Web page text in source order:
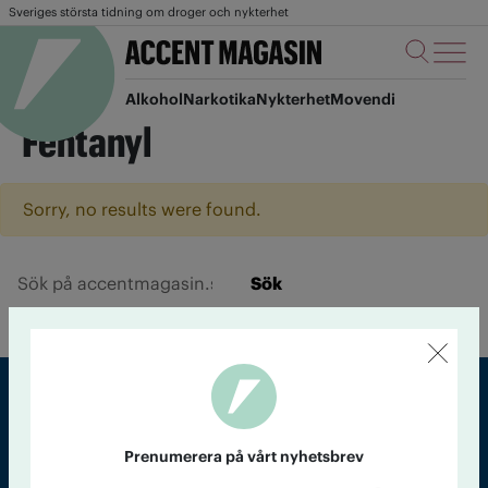
Sveriges största tidning om droger och nykterhet
AlkoholNarkotikaNykterhetMovendi
Fentanyl
Sorry, no results were found.
Sök
Prenumerera på vårt nyhetsbrev